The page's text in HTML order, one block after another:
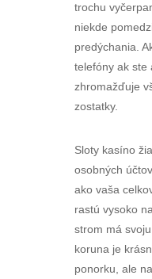
trochu
niekde
predýchania.
telefóny ak ste
zhromažďuje
zostatky.
Sloty kasíno
osobných
ako vaša
rastú vysoko
strom má
koruna je
ponorku, ale